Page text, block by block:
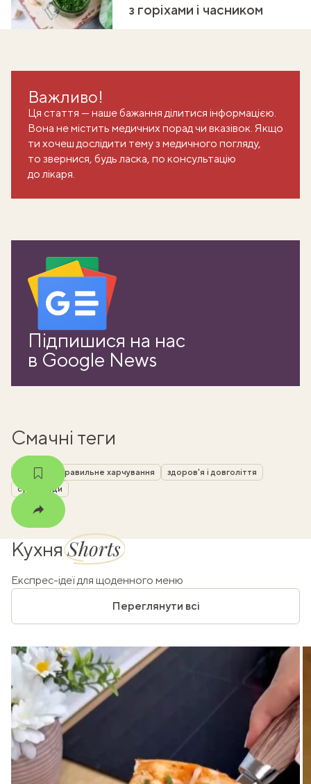
з горіхами і часником
Важливо!
Ця стаття — наше бажання ділитися інформацією.
Вона не містить медичних порад чи вказівок. Якщо
ти хочеш дослідити тему з медичного погляду,
то звернися, будь ласка, по консультацію
до лікаря.
Підпишися на нас
в Google News
Смачні теги
зелень правильне харчування
здоров'я і довголіття
суперфуди
КухняShorts
Експрес-ідеї для щоденного меню
Переглянути всі